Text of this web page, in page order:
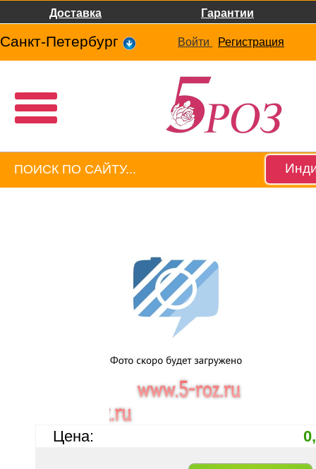
Доставка Гарантии
Санкт-Петербург Войти Регистрация
Цена: